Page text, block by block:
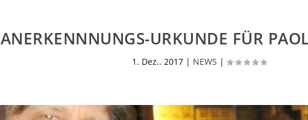
ANERKENNNUNGS-URKUNDE FÜR
1. Dez.. 2017| NEWS |